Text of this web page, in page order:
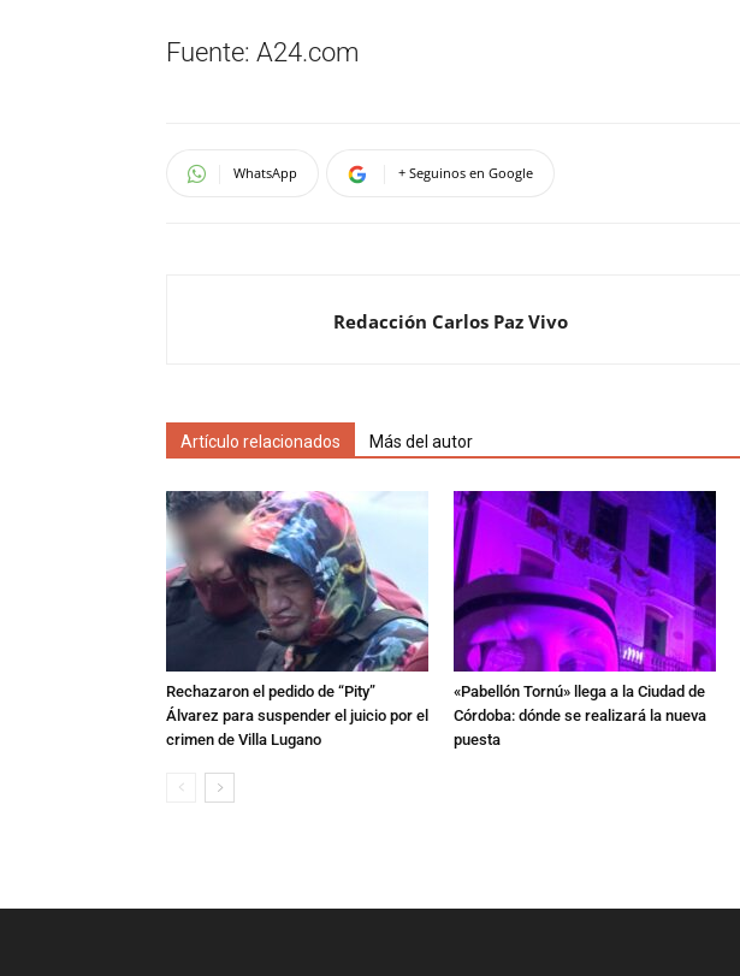
Fuente: A24.com
WhatsApp + Seguinos en Google
Redacción Carlos Paz Vivo
Artículo relacionados Más del autor
Rechazaron el pedido de “Pity”
Álvarez para suspender el juicio por el
crimen de Villa Lugano
«Pabellón Tornú» llega a la Ciudad de
Córdoba: dónde se realizará la nueva
puesta